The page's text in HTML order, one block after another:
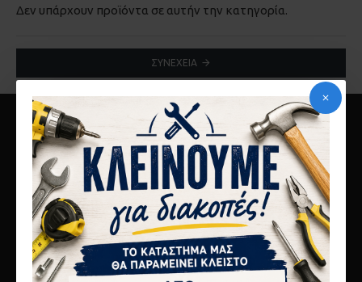
Δεν υπάρχουν προϊόντα σε αυτήν την κατηγορία.
ΣΥΝΈΧΕΙΑ
10ο χλμ Αθηνών Λαμίας
Μεταμόρφωση 14451